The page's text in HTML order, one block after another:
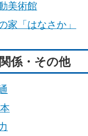
美術館
家「はなさか」
係・その他